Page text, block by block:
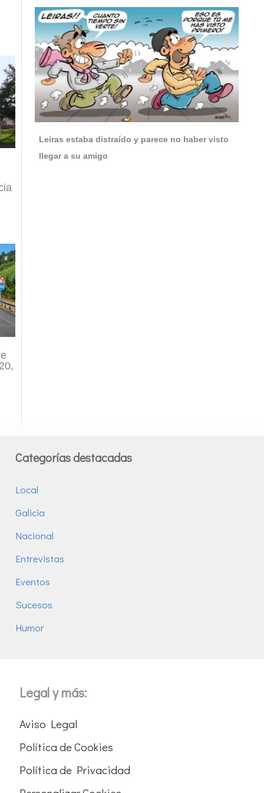
Leiras estaba distraído y parece no haber visto
llegar a su amigo
Categorías destacadas
Local
Galicia
Nacional
Entrevistas
Eventos
Sucesos
Humor
Legal y más:
Aviso Legal
Política de Cookies
Política de Privacidad